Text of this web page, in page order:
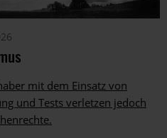
mit dem Einsatz von
und Tests verletzen jedoch